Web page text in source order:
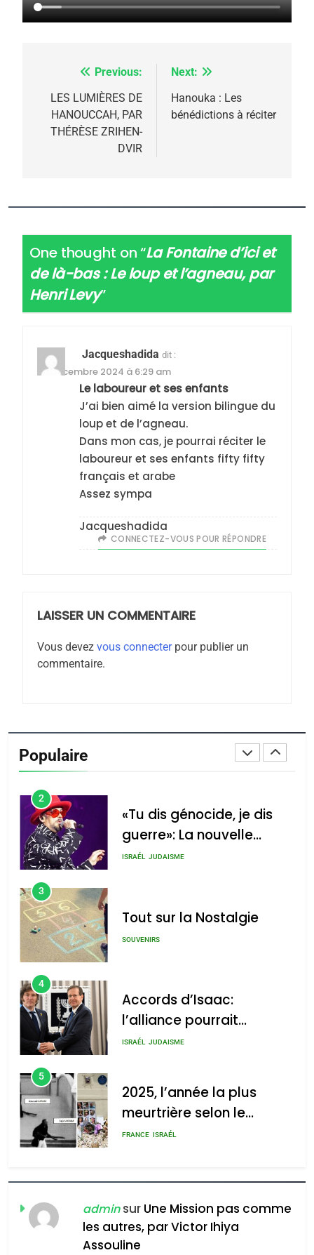
Navigation
de
l’article
Previous:
LES LUMIÈRES DE
HANOUCCAH, PAR
THÉRÈSE ZRIHEN-
DVIR
Next:
Hanouka : Les
bénédictions à réciter
One thought on “La Fontaine d’ici et
de là-bas : Le loup et l’agneau, par
Henri Levy”
Jacqueshadida dit :
23 décembre 2024 à 6:29 am
Le laboureur et ses enfants
J’ai bien aimé la version bilingue du
loup et de l’agneau.
Dans mon cas, je pourrai réciter le
laboureur et ses enfants fifty fifty
français et arabe
Assez sympa
Jacqueshadida
CONNECTEZ-VOUS POUR RÉPONDRE
LAISSER UN COMMENTAIRE
Vous devez vous connecterpour publier un
commentaire.
Populaire
2025, l’année la plus
meurtrière selon le
rapport d’ADL contre
l’antisémitisme
FRANCE ISRAÉL
FIÈRE, DIGNE ET RÉSILIENTE :
POURQUOI JE REVENDIQUE
MA JUDAÏTE par Thérèse
Zrihen-Dvir
CE QUI NOUS MANQUE –
8
Tafraout, le miel de Tadla
2
«Tu dis génocide, je dis
guerre»: La nouvelle
chanson de Boy George
ISRAÉL JUDAISME
3
Tout sur la Nostalgie
SOUVENIRS
4
Accords d’Isaac:
l’alliance pourrait
s’étendre à 13 pays
ISRAÉL JUDAISME
5
2025, l’année la plus
meurtrière selon le
rapport d’ADL contre
FRANCE ISRAÉL
FIÈRE, DIGNE ET RÉSILIENTE :
POURQUOI JE REVENDIQUE
MA JUDAÏTE par Thérèse
Zrihen-Dvir
ISRAÉL JUDAISME
adminsur Une Mission pas comme
les autres, par Victor Ihiya
Assouline